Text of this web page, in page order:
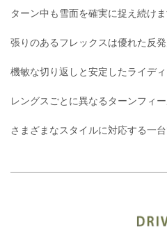
ターン中も雪面を確実に捉え続けま
張りのあるフレックスは優れた反発
機敏な切り返しと安定したライディ
レングスごとに異なるターンフィー
さまざまなスタイルに対応する一台